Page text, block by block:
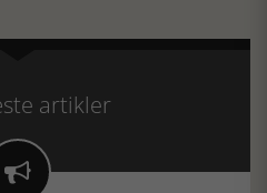
artikler
